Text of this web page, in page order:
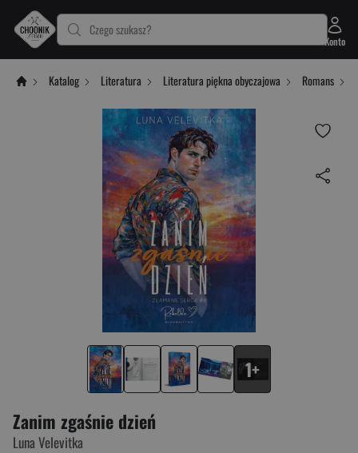
Czego szukasz?
Konto
Katalog Literatura Literatura piękna obyczajowa Romans
Zanim zgaśnie dzień
Luna Velevitka
1+